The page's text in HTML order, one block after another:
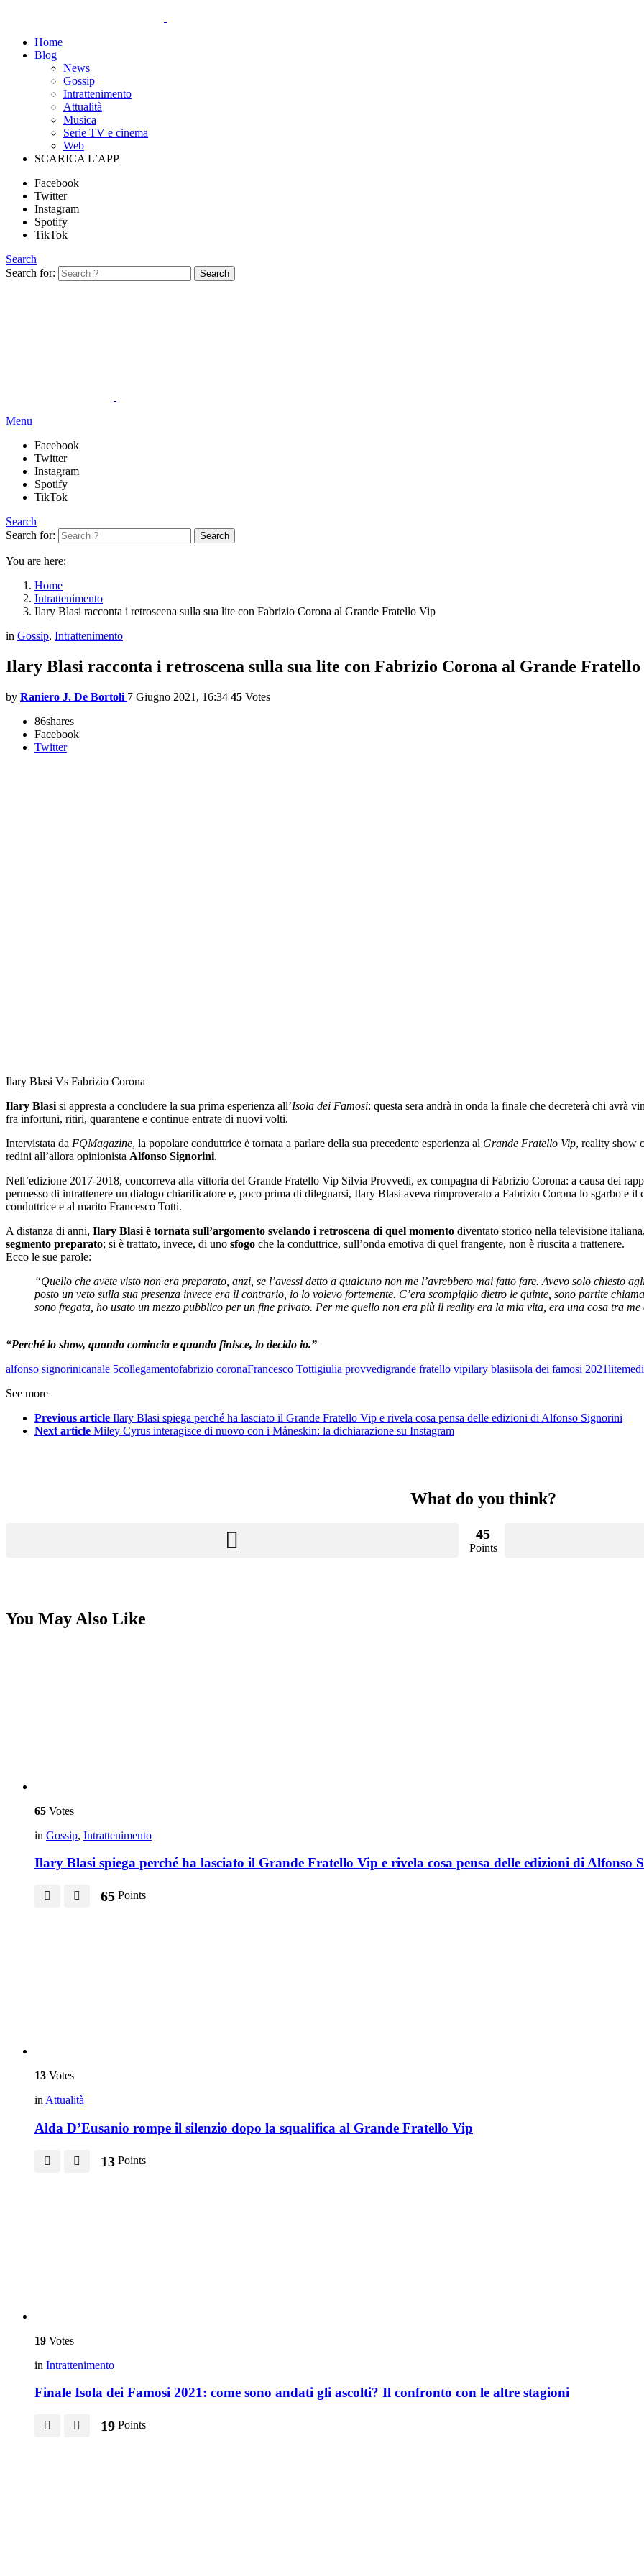
Home
Blog
News
Gossip
Intrattenimento
Attualità
Musica
Serie TV e cinema
Web
SCARICA L’APP
Facebook
Twitter
Instagram
Spotify
TikTok
Search
Search for:
Search
Menu
Facebook
Twitter
Instagram
Spotify
TikTok
Search
Search for:
Search
You are here:
Home
Intrattenimento
Ilary Blasi racconta i retroscena sulla sua lite con Fabrizio Corona al Grande Fratello Vip
in Gossip, Intrattenimento
Ilary Blasi racconta i retroscena sulla sua lite con Fabrizio Corona al Grande
by Raniero J. De Bortoli 7 Giugno 2021, 16:34 45 Votes
86shares
Facebook
Twitter
Ilary Blasi Vs Fabrizio Corona
Ilary Blasi si appresta a concludere la sua prima esperienza all’Isola dei Famosi: questa sera andrà in onda la finale che decreterà chi avrà
fra infortuni, ritiri, quarantene e continue entrate di nuovi volti.
Intervistata da FQMagazine, la popolare conduttrice è tornata a parlare della sua precedente esperienza al Grande Fratello Vip, reality show
redini all’allora opinionista Alfonso Signorini.
Nell’edizione 2017-2018, concorreva alla vittoria del Grande Fratello Vip Silvia Provvedi, ex compagna di Fabrizio Corona: a causa dei
permesso di intrattenere un dialogo chiarificatore e, poco prima di dileguarsi, Ilary Blasi aveva rimproverato a Fabrizio Corona lo sgarbo e
conduttrice e al marito Francesco Totti.
A distanza di anni, Ilary Blasi è tornata sull’argomento svelando i retroscena di quel momento diventato storico nella televisione
segmento preparato; si è trattato, invece, di uno sfogo che la conduttrice, sull’onda emotiva di quel frangente, non è riuscita a trattenere.
Ecco le sue parole:
“Quello che avete visto non era preparato, anzi, se l’avessi detto a qualcuno non me l’avrebbero mai fatto fare. Avevo solo chiesto
posto un veto sulla sua presenza invece era il contrario, io lo volevo fortemente. C’era scompiglio dietro le quinte, sono partite
sono fregata, ho usato un mezzo pubblico per un fine privato. Per me quello non era più il reality era la mia vita, era una cosa tra
“Perché lo show, quando comincia e quando finisce, lo decido io.”
alfonso signorinicanale 5collegamentofabrizio coronaFrancesco Tottigiulia provvedigrande fratello vipilary blasiisola dei famosi 2021lite
See more
Previous article Ilary Blasi spiega perché ha lasciato il Grande Fratello Vip e rivela cosa pensa delle edizioni di Alfonso Signorini
Next article Miley Cyrus interagisce di nuovo con i Måneskin: la dichiarazione su Instagram
What do you think?
45
Points
You May Also Like
65 Votes
in Gossip, Intrattenimento
Ilary Blasi spiega perché ha lasciato il Grande Fratello Vip e rivela cosa pensa delle edizioni di Alfonso
65 Points
13 Votes
in Attualità
Alda D’Eusanio rompe il silenzio dopo la squalifica al Grande Fratello Vip
13 Points
19 Votes
in Intrattenimento
Finale Isola dei Famosi 2021: come sono andati gli ascolti? Il confronto con le altre stagioni
19 Points